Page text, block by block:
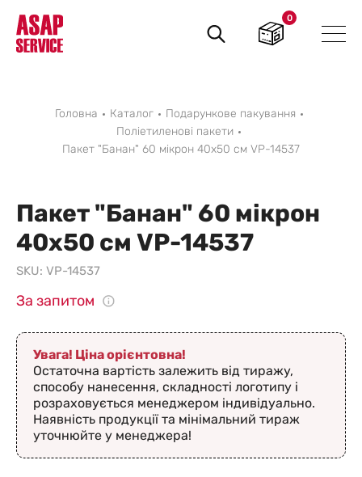
Пошук
товарів
0
Головна Каталог
Подарункове пакування
Поліетиленові пакети
Пакет "Банан" 60 мікрон 40х50 см VP-14537
Пакет "Банан" 60 мікрон
40х50 см VP-14537
SKU: VP-14537
За запитом
Увага! Ціна орієнтовна!
Остаточна вартість залежить від тиражу,
способу нанесення, складності логотипу і
розраховується менеджером індивідуально.
Наявність продукції та мінімальний тираж
уточнюйте у менеджера!